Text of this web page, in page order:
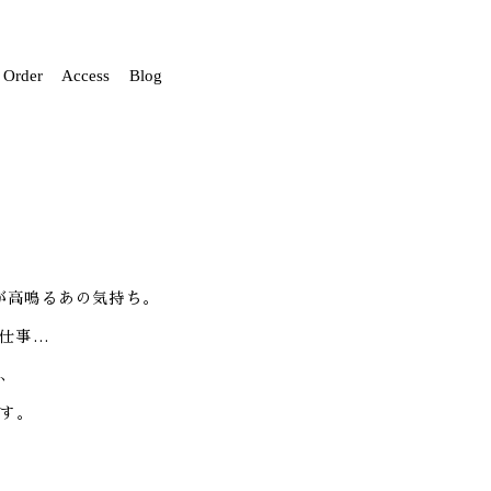
Order Access Blog
鳴るあの気持ち。
仕事…
。